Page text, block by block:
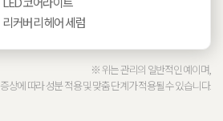
리커버리 헤어 세럼
※ 위는 관리의 일반적인 예이며,
증상에 따라 성분 적용 및 맞춤 단계가 적용될 수 있습니다.